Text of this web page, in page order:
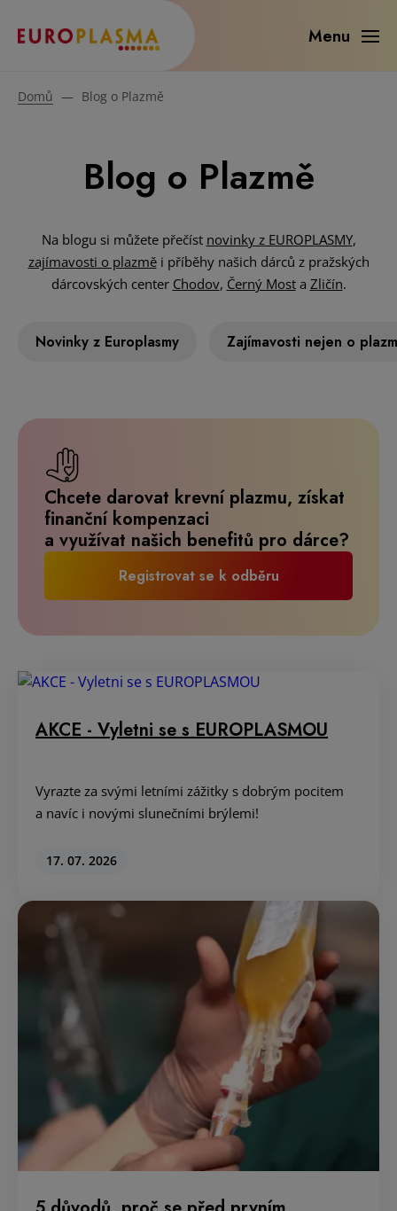
Menu
Domů — Blog o Plazmě
Blog o Plazmě
Na blogu si můžete přečíst novinky z EUROPLASMY,
zajímavosti o plazměi příběhy našich dárců z pražských
dárcovských center Chodov, Černý Mosta Zličín.
Novinky z Europlasmy Zajímavosti nejen o
Chcete darovat krevní plazmu, získat
finanční kompenzaci
a využívat našich benefitů pro dárce?
Registrovat se k odběru
AKCE - Vyletni se s EUROPLASMOU
Vyrazte za svými letními zážitky s dobrým pocitem
a navíc i novými slunečními brýlemi!
17. 07. 2026